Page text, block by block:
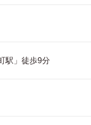
駅」徒歩9分